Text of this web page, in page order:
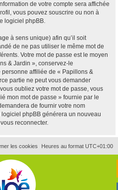
de votre compte sera affichée
vous pouvez souscrire ou non à
logiciel phpBB.
à sens unique) afin qu’il soit
de ne pas utiliser le même mot de
Votre mot de passe est le moyen
& Jardin », conservez-le
affiliée de « Papillons &
partie ne peut vous demander
oubliez votre mot de passe, vous
mon mot de passe » fournie par le
de fournir votre nom
phpBB générera un nouveau
reconnecter.
Heures au format UTC+01:00
les cookies